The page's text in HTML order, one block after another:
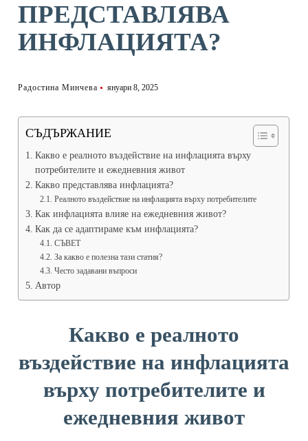
ПРЕДСТАВЛЯВА
ИНФЛАЦИЯТА?
Радостина Минчева януари 8, 2025
СЪДЪРЖАНИЕ
Какво е реалното въздействие на инфлацията върху
потребителите и ежедневния живот
Какво представлява инфлацията?
Реалното въздействие на инфлацията върху потребителите
Как инфлацията влияе на ежедневния живот?
Как да се адаптираме към инфлацията?
СЪВЕТ
За какво е полезна тази статия?
Често задавани въпроси
Автор
Какво е реалното
въздействие на инфлацията
върху потребителите и
ежедневния живот